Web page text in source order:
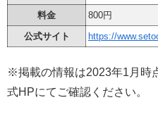
料金
800円
公式サイト
https://
※掲載の情報は2023年1月時
式HPにてご確認ください。